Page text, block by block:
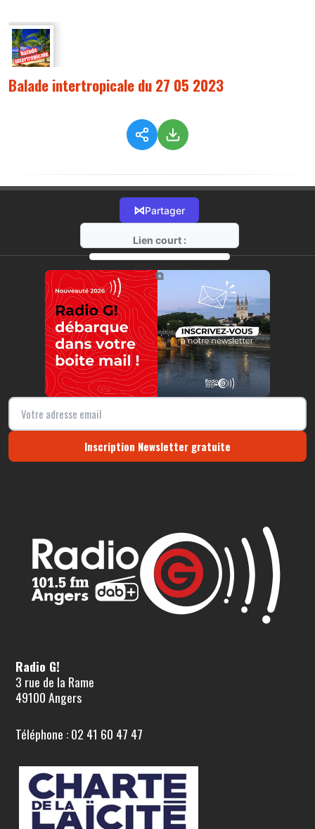
Balade intertropicale du 27 05 2023
⋈Partager
Lien court :
https://radio-g.fr?11666
⧉
Inscription Newsletter gratuite
Radio G!
3 rue de la Rame
49100 Angers
Téléphone : 02 41 60 47 47